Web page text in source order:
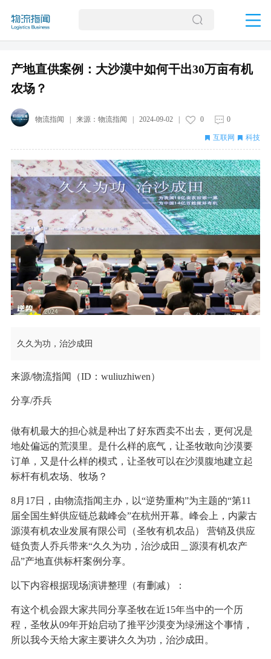
产地直供案例：大沙漠中如何干出30万亩有机
农场？
物流指闻 | 来源： 物流指闻 2024-09-02| 0 0
互联网 科技
久久为功，治沙成田
来源/物流指闻（ID：wuliuzhiwen）
分享/乔兵
做有机最大的担心就是种出了好东西卖不出去，更何况是
地处偏远的荒漠里。是什么样的底气，让圣牧敢向沙漠要
订单，又是什么样的模式，让圣牧可以在沙漠腹地建立起
标杆有机农场、牧场？
8月17日，由物流指闻主办，以“逆势重构”为主题的“第11
届全国生鲜供应链总裁峰会”在杭州开幕。峰会上，内蒙古
源漠有机农业发展有限公司（圣牧有机农品） 营销及供应
链负责人乔兵带来“久久为功，治沙成田＿源漠有机农产
品”产地直供标杆案例分享。
以下内容根据现场演讲整理（有删减）：
有这个机会跟大家共同分享圣牧在近15年当中的一个历
程，圣牧从09年开始启动了推平沙漠变为绿洲这个事情，
所以我今天给大家主要讲久久为功，治沙成田。